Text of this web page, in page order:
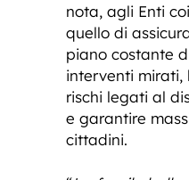
nota, agli Enti
quello di
piano costante
interventi mirati,
rischi legati al
e garantire
cittadini.